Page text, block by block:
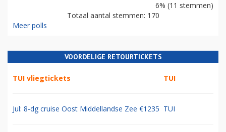
6% (11 stemmen)
Totaal aantal stemmen: 170
Meer polls
VOORDELIGE RETOURTICKETS
TUI vliegtickets TUI
Jul: 8-dg cruise Oost Middellandse Zee €1235 TUI